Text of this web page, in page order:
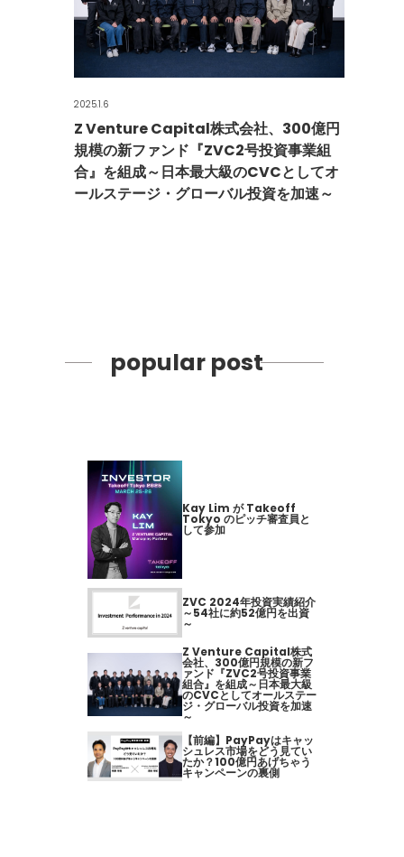
2025.1.6
Z Venture Capital株式会社、300億円
規模の新ファンド『ZVC2号投資事業組
合』を組成～日本最大級のCVCとしてオ
ールステージ・グローバル投資を加速～
popular post
Kay Lim が Takeoff
Tokyo のピッチ審査員と
して参加
ZVC 2024年投資実績紹介
～54社に約52億円を出資
～
Z Venture Capital株式
会社、300億円規模の新フ
ァンド『ZVC2号投資事業
組合』を組成～日本最大級
のCVCとしてオールステー
ジ・グローバル投資を加速
～
【前編】PayPayはキャッ
シュレス市場をどう見てい
たか？100億円あげちゃう
キャンペーンの裏側